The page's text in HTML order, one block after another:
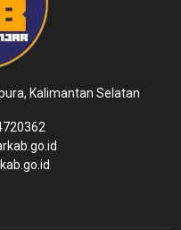
Kalimantan Selatan